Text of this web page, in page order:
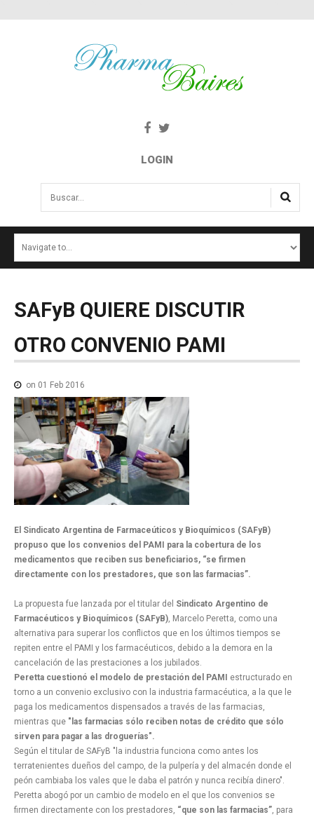
LOGIN
Buscar...
NOTICIAS
NOTICIAS MEDICAMENTOS
CONTACTO
SAFyB QUIERE DISCUTIR
OTRO CONVENIO PAMI
on 01 Feb 2016
El Sindicato Argentina de Farmaceúticos y Bioquímicos (SAFyB)
propuso que los convenios del PAMI para la cobertura de los
medicamentos que reciben sus beneficiarios, “se firmen
directamente con los prestadores, que son las farmacias”.
La propuesta fue lanzada por el titular del Sindicato Argentino de
Farmacéuticos y Bioquímicos (SAFyB), Marcelo Peretta, como una
alternativa para superar los conflictos que en los últimos tiempos se
repiten entre el PAMI y los farmacéuticos, debido a la demora en la
cancelación de las prestaciones a los jubilados.
Peretta cuestionó el modelo de prestación del PAMI estructurado en
torno a un convenio exclusivo con la industria farmacéutica, a la que le
paga los medicamentos dispensados a través de las farmacias,
mientras que "las farmacias sólo reciben notas de crédito que sólo
sirven para pagar a las droguerías".
Según el titular de SAFyB "la industria funciona como antes los
terratenientes dueños del campo, de la pulpería y del almacén donde el
peón cambiaba los vales que le daba el patrón y nunca recibía dinero".
Peretta abogó por un cambio de modelo en el que los convenios se
firmen directamente con los prestadores, “que son las farmacias”, para